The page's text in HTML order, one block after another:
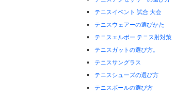
テニスイベント 試合 大会
テニスウェアーの選びかた
テニスエルボー.テニス肘対策
テニスガットの選び方。
テニスサングラス
テニスシューズの選び方
テニスボールの選び方